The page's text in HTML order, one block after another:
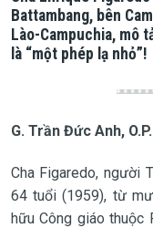
Battambang, bên
Lào-Campuchia, mô
là “một phép lạ nhỏ”!
G. Trần Đức Anh,
Cha Figaredo, người
64 tuổi (1959), từ
hữu Công giáo thuộc